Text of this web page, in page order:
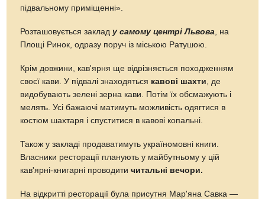
підвальному приміщенні».
Розташовується заклад у самому центрі Львова , на
Площі Ринок, одразу поруч із міською Ратушою.
Крім довжини, кав'ярня ще відрізняється походженням
своєї кави. У підвалі знаходяться кавові шахти , де
видобувають зелені зерна кави. Потім їх обсмажують і
мелять. Усі бажаючі матимуть можливість одягтися в
костюм шахтаря і спуститися в кавові копальні.
Також у закладі продаватимуть україномовні книги.
Власники ресторації планують у майбутньому у цій
кав'ярні-книгарні проводитичитальні вечори.
На відкритті ресторації була присутня Мар'яна Савка —